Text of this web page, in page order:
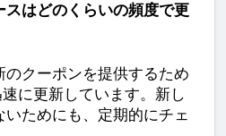
スはどのくらいの頻度で更
クーポンを提供するため
に更新しています。新し
ためにも、定期的にチェ